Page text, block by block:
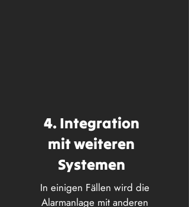
4. Integration
mit weiteren
Systemen
In einigen Fällen wird die
Alarmanlage mit anderen